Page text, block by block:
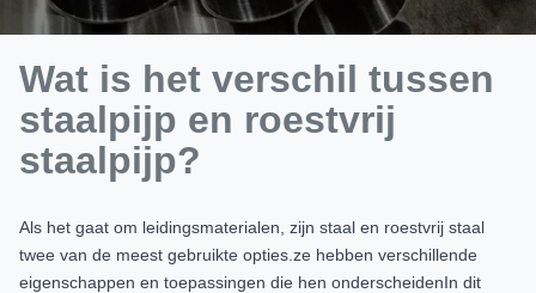
Wat is het verschil tussen
staalpijp en roestvrij
staalpijp?
Als het gaat om leidingsmaterialen, zijn staal en roestvrij staal
twee van de meest gebruikte opties.ze hebben verschillende
eigenschappen en toepassingen die hen onderscheidenIn dit